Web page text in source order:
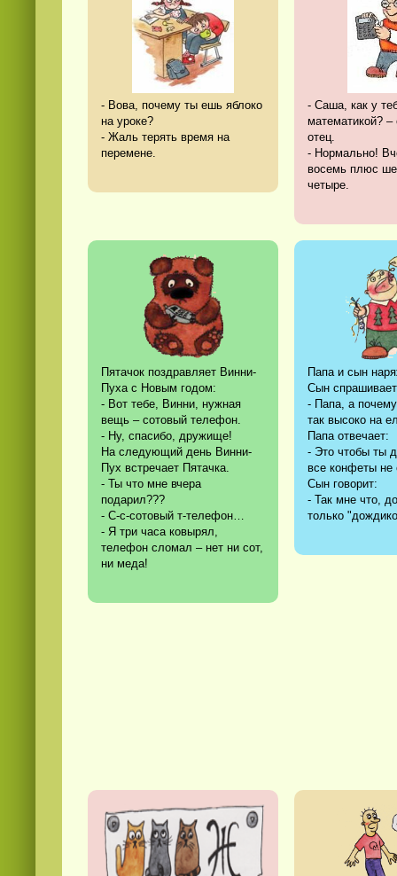
- Вова, почему ты ешь яблоко
на уроке?
- Жаль терять время на
перемене.
- Саша, как у
математикой?
отец.
- Нормально!
восемь плюс
четыре.
Пятачок поздравляет Винни-
Пуха с Новым годом:
- Вот тебе, Винни, нужная
вещь – сотовый телефон.
- Ну, спасибо, дружище!
На следующий день Винни-
Пух встречает Пятачка.
- Ты что мне вчера
подарил???
- С-с-сотовый т-телефон…
- Я три часа ковырял,
телефон сломал – нет ни сот,
ни меда!
Папа и сын
Сын
- Папа, а
так высоко на
Папа отвечает:
- Это чтобы ты
все конфеты не
Сын говорит:
- Так мне что,
только